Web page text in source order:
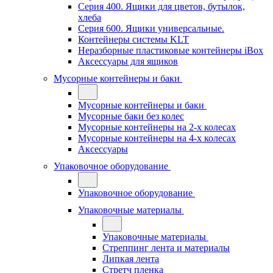
Серия 400. Ящики для цветов, бутылок,
хлеба
Серия 600. Ящики универсальные.
Контейнеры системы KLT
Неразборные пластиковые контейнеры iBox
Аксессуары для ящиков
Мусорные контейнеры и баки
Мусорные контейнеры и баки
Мусорные баки без колес
Мусорные контейнеры на 2-х колесах
Мусорные контейнеры на 4-х колесах
Аксессуары
Упаковочное оборудование
Упаковочное оборудование
Упаковочные материалы
Упаковочные материалы
Стреппинг лента и материалы
Липкая лента
Стретч пленка